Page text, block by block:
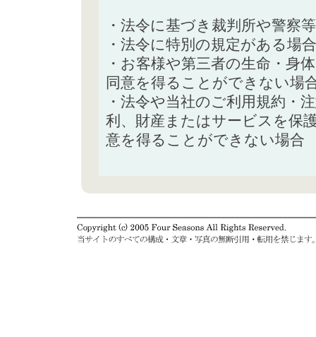
・法令に基づき裁判所や警察
・法令に特別の規定がある場合
・お客様や第三者の生命・身
同意を得ることができない場
・法令や当社のご利用規約・
利、財産またはサービスを保
意を得ることができない場合